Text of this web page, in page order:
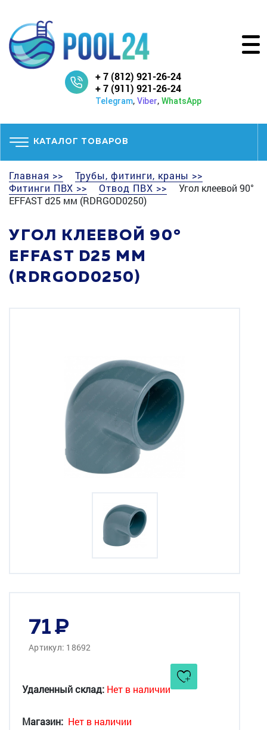
+ 7 (812) 921-26-24
+ 7 (911) 921-26-24
Telegram, Viber, WhatsApp
КАТАЛОГ ТОВАРОВ
Главная >>
Трубы, фитинги, краны >>
Фитинги ПВХ >>
Отвод ПВХ >>
Угол клеевой 90°
EFFAST d25 мм (RDRGOD0250)
УГОЛ КЛЕЕВОЙ 90°
EFFAST D25 ММ
(RDRGOD0250)
71
Артикул: 18692
Удаленный склад: Нет в наличии
Магазин: Нет в наличии